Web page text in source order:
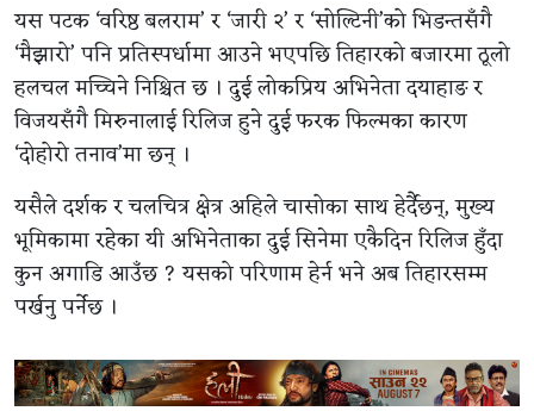
यस पटक ‘वरिष्ठ बलराम’ र ‘जारी २’ र ‘सोल्टिनी’को भिडन्तसँगै
‘मैझारो’ पनि प्रतिस्पर्धामा आउने भएपछि तिहारको बजारमा ठूलो
हलचल मच्चिने निश्चित छ । दुई लोकप्रिय अभिनेता दयाहाङ र
विजयसँगै मिरुनालाई रिलिज हुने दुई फरक फिल्मका कारण
‘दोहोरो तनाव’मा छन् ।
यसैले दर्शक र चलचित्र क्षेत्र अहिले चासोका साथ हेर्दैछन्, मुख्य
भूमिकामा रहेका यी अभिनेताका दुई सिनेमा एकैदिन रिलिज हुँदा
कुन अगाडि आउँछ ? यसको परिणाम हेर्न भने अब तिहारसम्म
पर्खनु पर्नेछ ।